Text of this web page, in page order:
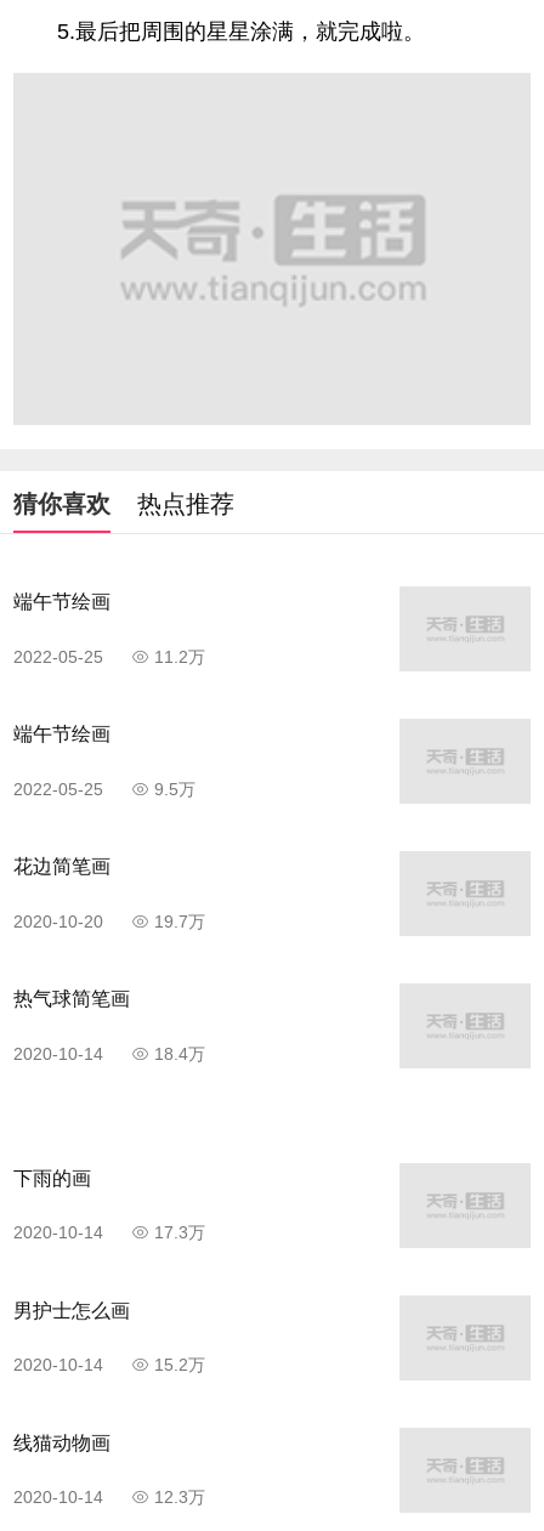
5.最后把周围的星星涂满，就完成啦。
猜你喜欢 热点推荐
端午节绘画
2022-05-25 11.2万
端午节绘画
2022-05-25 9.5万
花边简笔画
2020-10-20 19.7万
热气球简笔画
2020-10-14 18.4万
下雨的画
2020-10-14 17.3万
男护士怎么画
2020-10-14 15.2万
线猫动物画
2020-10-14 12.3万